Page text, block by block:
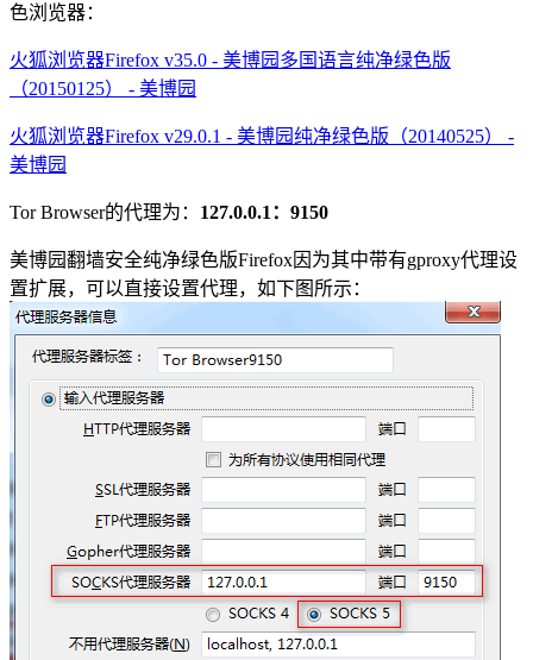
色浏览器：
火狐浏览器Firefox v35.0 - 美博园多国语言纯净绿色版
（20150125） - 美博园
火狐浏览器Firefox v29.0.1 - 美博园纯净绿色版（20140525） -
美博园
Tor Browser的代理为： 127.0.0.1：9150
美博园翻墙安全纯净绿色版Firefox因为其中带有gproxy代理设
置扩展，可以直接设置代理，如下图所示：